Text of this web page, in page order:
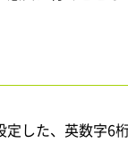
した、英数字6桁